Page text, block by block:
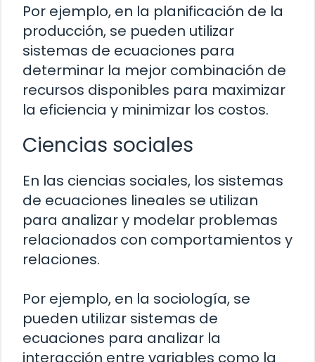
Por ejemplo, en la planificación de la
producción, se pueden utilizar
sistemas de ecuaciones para
determinar la mejor combinación de
recursos disponibles para maximizar
la eficiencia y minimizar los costos.
Ciencias sociales
En las ciencias sociales, los sistemas
de ecuaciones lineales se utilizan
para analizar y modelar problemas
relacionados con comportamientos y
relaciones.
Por ejemplo, en la sociología, se
pueden utilizar sistemas de
ecuaciones para analizar la
interacción entre variables como la